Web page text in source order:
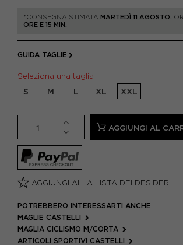
*CONSEGNA STIMATA MARTEDÌ 11 AGOSTO.
ORE E 15 MIN.
GUIDA TAGLIE
Seleziona una taglia
S M L XL XXL
AGGIUNGI AL
AGGIUNGI ALLA LISTA DEI DESIDERI
POTREBBERO INTERESSARTI ANCHE
MAGLIE CASTELLI
MAGLIA CICLISMO M/CORTA
ARTICOLI SPORTIVI CASTELLI